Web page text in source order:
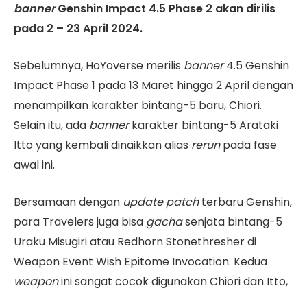
bannerGenshin Impact 4.5 Phase 2 akan dirilis
pada 2 – 23 April 2024.
Sebelumnya, HoYoverse merilis banner4.5 Genshin
Impact Phase 1 pada 13 Maret hingga 2 April dengan
menampilkan karakter bintang-5 baru, Chiori.
Selain itu, ada bannerkarakter bintang-5 Arataki
Itto yang kembali dinaikkan alias rerunpada fase
awal ini.
Bersamaan dengan update patchterbaru Genshin,
para Travelers juga bisa gachasenjata bintang-5
Uraku Misugiri atau Redhorn Stonethresher di
Weapon Event Wish Epitome Invocation. Kedua
weaponini sangat cocok digunakan Chiori dan Itto,